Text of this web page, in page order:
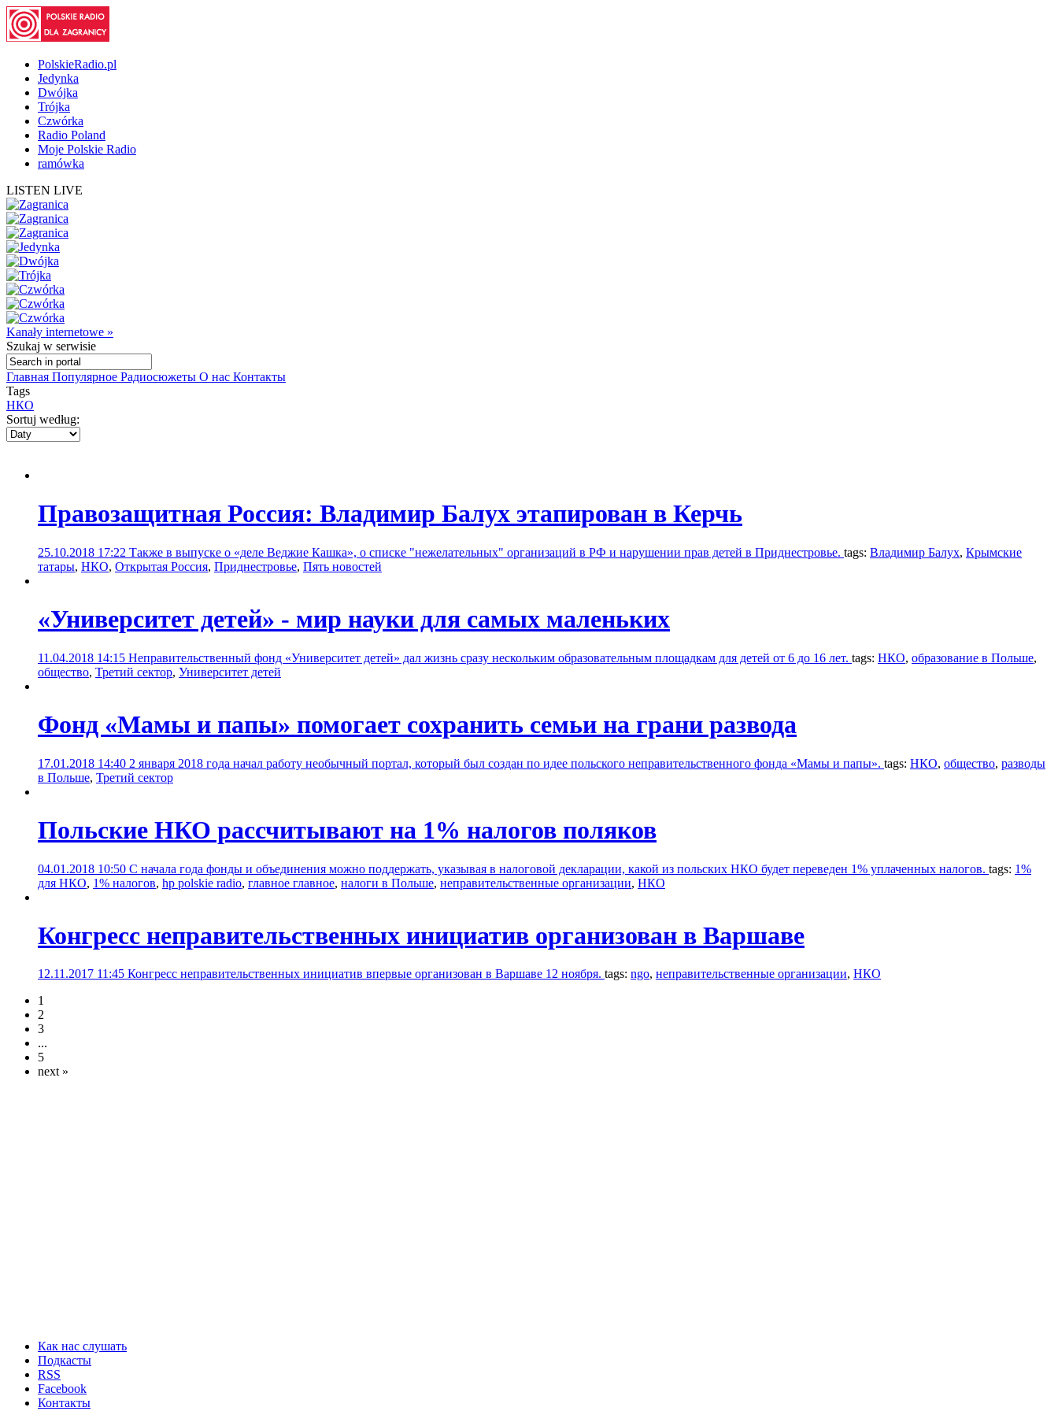
PolskieRadio.pl
Jedynka
Dwójka
Trójka
Czwórka
Radio Poland
Moje Polskie Radio
ramówka
LISTEN LIVE
Kanały internetowe »
Szukaj w serwisie
Главная Популярное Радиосюжеты О нас Контакты
Tags
НКО
Sortuj według:
Правозащитная Россия: Владимир Балух этапирован в Керчь
25.10.2018 17:22 Также в выпуске о «деле Веджие Кашка», о списке "нежелательных" организаций в РФ и нарушении прав детей в Приднестровье. tags: Владимир Балух, Крымские
татары, НКО, Открытая Россия, Приднестровье, Пять новостей
«Университет детей» - мир науки для самых маленьких
11.04.2018 14:15 Неправительственный фонд «Университет детей» дал жизнь сразу нескольким образовательным площадкам для детей от 6 до 16 лет. tags: НКО, образование в Польше,
общество, Третий сектор, Университет детей
Фонд «Мамы и папы» помогает сохранить семьи на грани развода
17.01.2018 14:40 2 января 2018 года начал работу необычный портал, который был создан по идее польского неправительственного фонда «Мамы и папы». tags: НКО, общество, разводы
в Польше, Третий сектор
Польские НКО рассчитывают на 1% налогов поляков
04.01.2018 10:50 С начала года фонды и объединения можно поддержать, указывая в налоговой декларации, какой из польских НКО будет переведен 1% уплаченных налогов. tags: 1%
для НКО, 1% налогов, hp polskie radio, главное главное, налоги в Польше, неправительственные организации, НКО
Конгресс неправительственных инициатив организован в Варшаве
12.11.2017 11:45 Конгресс неправительственных инициатив впервые организован в Варшаве 12 ноября. tags: ngo, неправительственные организации, НКО
1
2
3
...
5
next »
Как нас слушать
Подкасты
RSS
Facebook
Контакты